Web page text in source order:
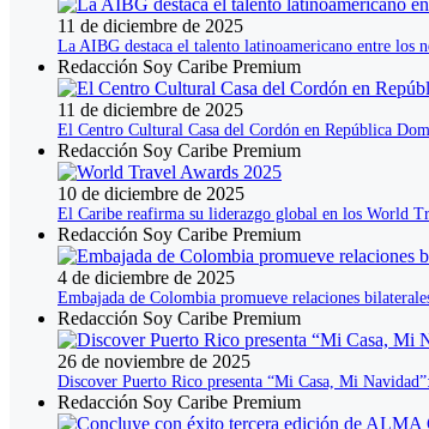
11 de diciembre de 2025
La AIBG destaca el talento latinoamericano entre los
Redacción Soy Caribe Premium
11 de diciembre de 2025
El Centro Cultural Casa del Cordón en República
Redacción Soy Caribe Premium
10 de diciembre de 2025
El Caribe reafirma su liderazgo global en los World
Redacción Soy Caribe Premium
4 de diciembre de 2025
Embajada de Colombia promueve relaciones
Redacción Soy Caribe Premium
26 de noviembre de 2025
Discover Puerto Rico presenta “Mi Casa, Mi
Redacción Soy Caribe Premium